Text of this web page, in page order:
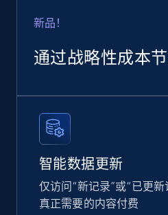
more.
eCommerce
Home Depot US
URL, Domain, Country
Sku, Product id, Product
新品！
通过战略性成本
智能数据更新
仅访问“新记录”或“已更
真正需要的内容付费